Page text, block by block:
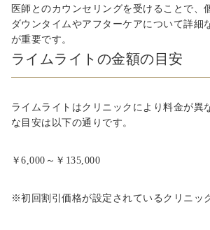
医師とのカウンセリングを受けることで、
ダウンタイムやアフターケアについて詳細
が重要です。
ライムライトの金額の目安
ライムライトはクリニックにより料金が異
な目安は以下の通りです。
￥6,000～￥135,000
※初回割引価格が設定されているクリニッ